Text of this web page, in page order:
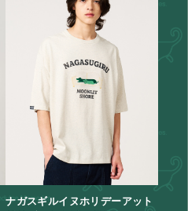
ナガスギルイヌホリデーアット